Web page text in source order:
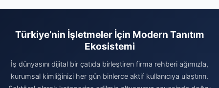
Türkiye’nin İşletmeler İçin Modern Tanıtım
Ekosistemi
İş dünyasını dijital bir çatıda birleştiren firma rehberi ağımızla,
kurumsal kimliğinizi her gün binlerce aktif kullanıcıya ulaştırın.